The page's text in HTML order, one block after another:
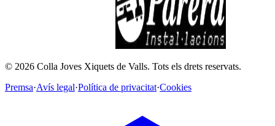
© 2026 Colla Joves Xiquets de Valls. Tots els drets reservats.
Premsa·Avís legal·Política de privacitat·Cookies